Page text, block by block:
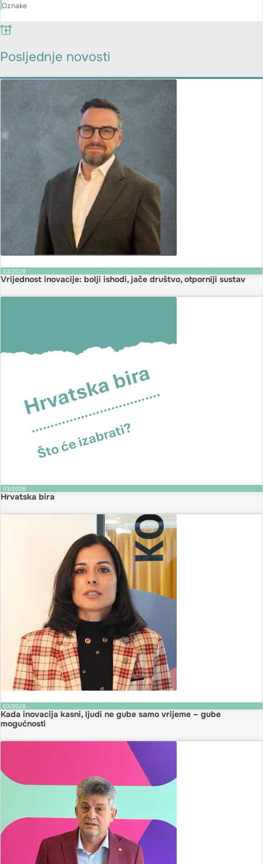
Oznake
Posljednje novosti
03/2026
Vrijednost inovacije: bolji ishodi, jače društvo, otporniji sustav
03/2026
Hrvatska bira
03/2026
Kada inovacija kasni, ljudi ne gube samo vrijeme – gube
mogućnosti